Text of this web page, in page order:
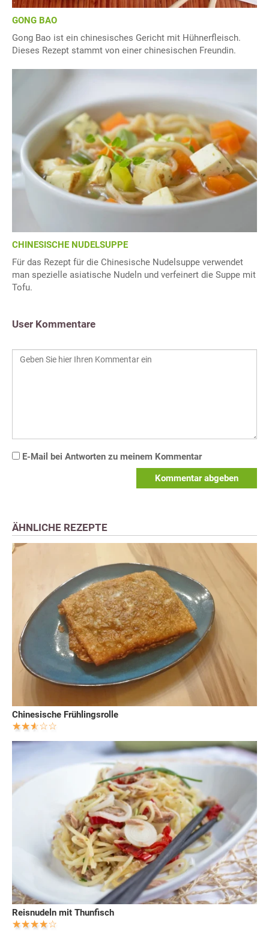
GONG BAO
Gong Bao ist ein chinesisches Gericht mit Hühnerfleisch.
Dieses Rezept stammt von einer chinesischen Freundin.
CHINESISCHE NUDELSUPPE
Für das Rezept für die Chinesische Nudelsuppe verwendet
man spezielle asiatische Nudeln und verfeinert die Suppe mit
Tofu.
User Kommentare
E-Mail bei Antworten zu meinem Kommentar
Kommentar abgeben
ÄHNLICHE REZEPTE
Chinesische Frühlingsrolle
Reisnudeln mit Thunfisch